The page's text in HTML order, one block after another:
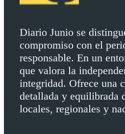
Diario Junio se
compromiso con el
responsable. En un
que valora la
integridad. Ofrece una
detallada y equilibrada
locales, regionales y